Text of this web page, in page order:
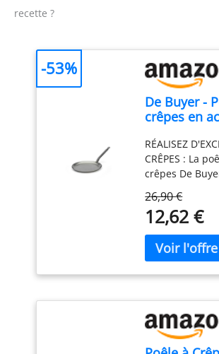
recette ?
De Buyer -
crêpes en
Diamètre
Blanc
RÉALISEZ
CRÊPES : La
crêpes De
poêle à jupe
vous permet de
sauter et de
très facilement
délicieuses
vous permet
croustillantes et
moelleuses.
26,90 €
12,62 €
-53%